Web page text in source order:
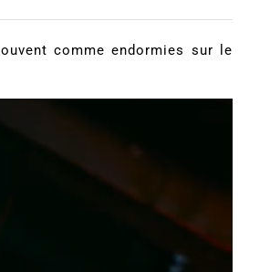
comme endormies sur le